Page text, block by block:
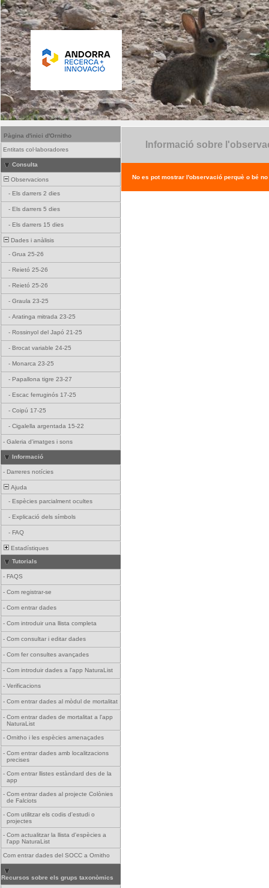
Pàgina d'inici d'Ornitho
Entitats col·laboradores
Consulta
Observacions
- Els darrers 2 dies
- Els darrers 5 dies
- Els darrers 15 dies
Dades i anàlisis
- Grua 25-26
- Reietó 25-26
- Reietó 25-26
- Graula 23-25
- Aratinga mitrada 23-25
- Rossinyol del Japó 21-25
- Brocat variable 24-25
- Monarca 23-25
- Papallona tigre 23-27
- Escac ferruginós 17-25
- Coipú 17-25
- Cigalella argentada 15-22
- Galeria d'imatges i sons
Informació
- Darreres notícies
Ajuda
- Espècies parcialment ocultes
- Explicació dels símbols
- FAQ
Estadístiques
Tutorials
- FAQS
- Com registrar-se
- Com entrar dades
- Com introduir una llista completa
- Com consultar i editar dades
- Com fer consultes avançades
- Com introduir dades a l'app NaturaList
- Verificacions
- Com entrar dades al mòdul de mortalitat
- Com entrar dades de mortalitat a l'app
NaturaList
- Ornitho i les espècies amenaçades
- Com entrar dades amb localitzacions
precises
- Com entrar llistes estàndard des de la
app
- Com entrar dades al projecte Colònies
de Falciots
- Com utilitzar els codis d'estudi o
projectes
- Com actualitzar la llista d'espècies a
l'app NaturaList
Com entrar dades del SOCC a Ornitho
Recursos sobre els grups taxonòmics
Informació sobre
No es pot mostrar l'observació perquè o bé